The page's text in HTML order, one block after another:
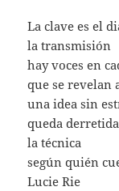
La clave es el
la transmisión
hay voces en
que se revelan
una idea sin
queda
la técnica
según quién
Lucie Rie